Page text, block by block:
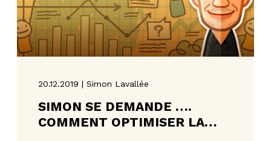
20.12.2019 | Simon Lavallée
SIMON SE DEMANDE ….
COMMENT OPTIMISER LA